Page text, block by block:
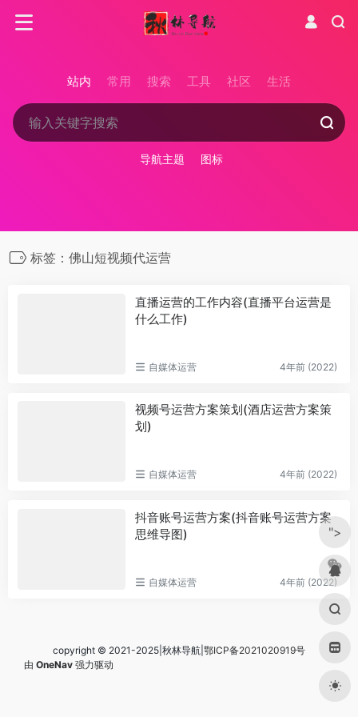
站内 常用 搜索 工具 社区 生活
导航主题 图标
标签：佛山短视频代运营
直播运营的工作内容(直播平台运营是
什么工作)
自媒体运营 4年前 (2022)
视频号运营方案策划(酒店运营方案策
划)
自媒体运营 4年前 (2022)
抖音账号运营方案(抖音账号运营方案
思维导图)
自媒体运营 4年前 (2022)
copyright © 2021-2025|秋林导航| 鄂ICP备2021020919号
由 OneNav 强力驱动
">